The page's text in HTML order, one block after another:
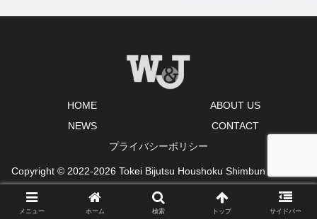
HOME
ABOUT US
NEWS
CONTACT
プライバシーポリシー
Copyright © 2022-2026 Tokei Bijutsu Houshoku Shimbun Co., Ltd.
メニュー ホーム 検索 トップ サイドバー